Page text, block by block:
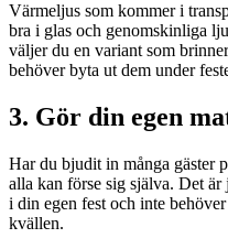
Värmeljus som kommer i
bra i glas och genomskinliga
väljer du en variant som
behöver byta ut dem under
3. Gör din egen
Har du bjudit in många gäster
alla kan förse sig själva. Det
i din egen fest och inte
kvällen.